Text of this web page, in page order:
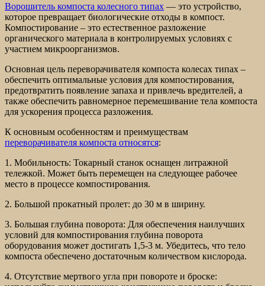
Ворошитель компоста колесного типах — это устройство,
которое превращает биологические отходы в компост.
Компостирование – это естественное разложение
органического материала в контролируемых условиях с
участием микроорганизмов.
Основная цель переворачивателя компоста колесах типах –
обеспечить оптимальные условия для компостирования,
предотвратить появление запаха и привлечь вредителей, а
также обеспечить равномерное перемешивание тела компоста
для ускорения процесса разложения.
К основным особенностям и преимуществам
переворачивателя компоста относятся:
1. Мобильность: Токарный станок оснащен литражной
тележкой. Может быть перемещен на следующее рабочее
место в процессе компостирования.
2. Большой прокатный пролет: до 30 м в ширину.
3. Большая глубина поворота: Для обеспечения наилучших
условий для компостирования глубина поворота
оборудования может достигать 1,5-3 м. Убедитесь, что тело
компоста обеспечено достаточным количеством кислорода.
4. Отсутствие мертвого угла при повороте и броске: